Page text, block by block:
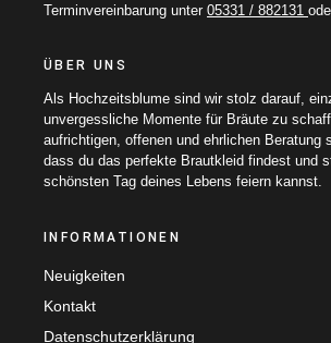
Terminvereinbarung unter 05331 / 882131
ÜBER UNS
Als Hochzeitsblume sind wir stolz darauf,
unvergessliche Momente für Bräute zu
aufrichtigen, offenen und ehrlichen Beratung
dass du das perfekte Brautkleid findest und
schönsten Tag deines Lebens feiern kannst.
INFORMATIONEN
Neuigkeiten
Kontakt
Datenschutzerklärung